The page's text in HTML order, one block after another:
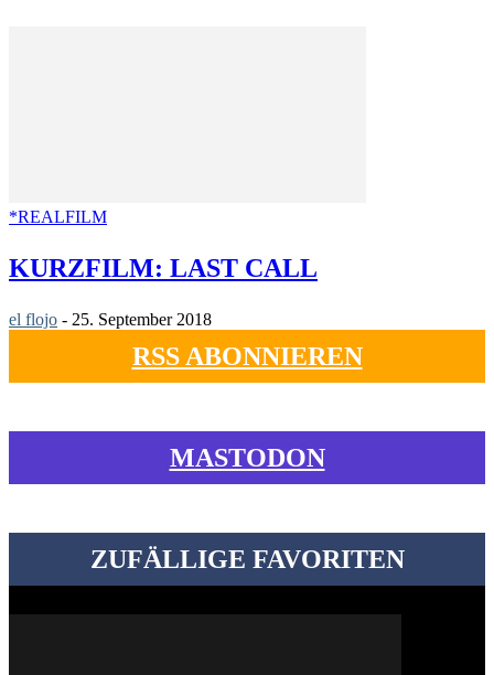
*REALFILM
KURZFILM: LAST CALL
el flojo - 25. September 2018
RSS ABONNIEREN
MASTODON
ZUFÄLLIGE FAVORITEN